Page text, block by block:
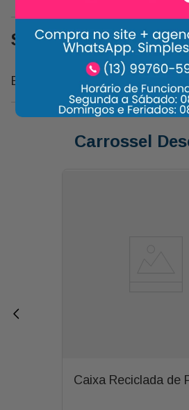
Sobre o Produto
Bandeja Corda 20x32x4
Carrossel
Caixa Reciclada de